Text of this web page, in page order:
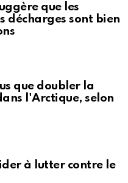
que les
décharges sont bien
que doubler la
l'Arctique, selon
à lutter contre le